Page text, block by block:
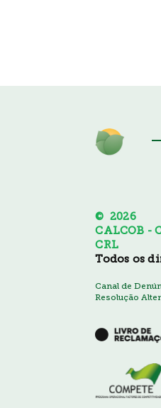
© 2026
CALCOB -
CRL
Todos os
Canal de
Resolução